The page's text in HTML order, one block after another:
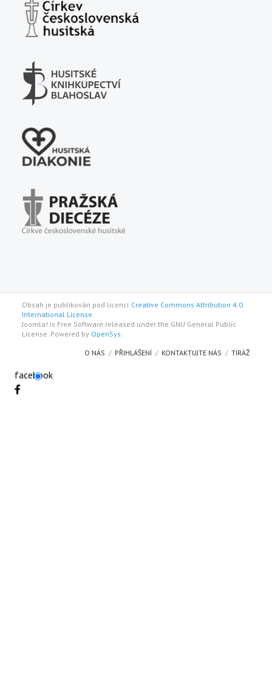
Obsah je publikován pod licencí Creative Commons Attribution 4.0
International License.
Joomla! is Free Software released under the GNU General Public
License. Powered by OpenSys
O NÁS PŘIHLÁŠENÍ KONTAKTUJTE NÁS TIRÁŽ
facebook